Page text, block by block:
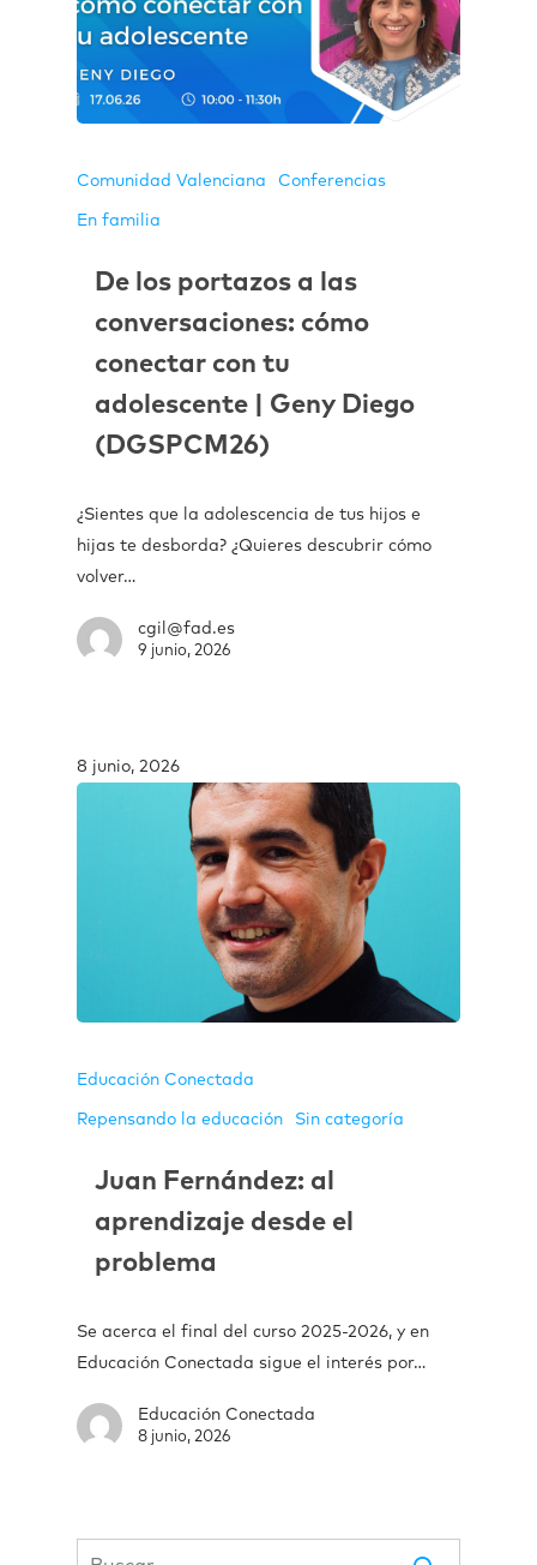
Comunidad Valenciana Conferencias
En familia
De los portazos a las
conversaciones: cómo
conectar con tu
adolescente | Geny Diego
(DGSPCM26)
¿Sientes que la adolescencia de tus hijos e
hijas te desborda? ¿Quieres descubrir cómo
volver…
cgil@fad.es
9 junio, 2026
8 junio, 2026
Educación Conectada
Repensando la educación Sin categoría
Juan Fernández: al
aprendizaje desde el
problema
Se acerca el final del curso 2025-2026, y en
Educación Conectada sigue el interés por…
Educación Conectada
8 junio, 2026